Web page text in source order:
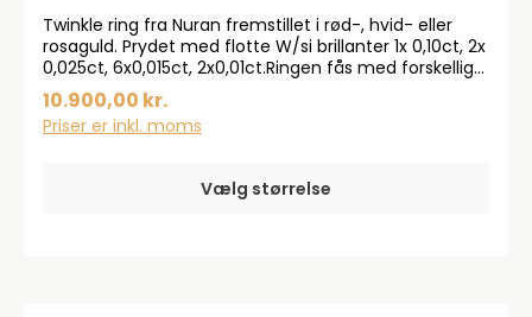
Twinkle ring fra Nuran fremstillet i rød-, hvid- eller
rosaguld. Prydet med flotte W/si brillanter 1x 0,10ct, 2x
0,025ct, 6x0,015ct, 2x0,01ct.Ringen fås med forskellige
størrelser sten.Smykkerne produceres på bestilling,
forvent derfor en leveringstid på op til 14 dageHar du
specielle ønsker, kontakt da gerne kundeservice på
10.900,00 kr.
Priser er inkl. moms
Vælg størrelse